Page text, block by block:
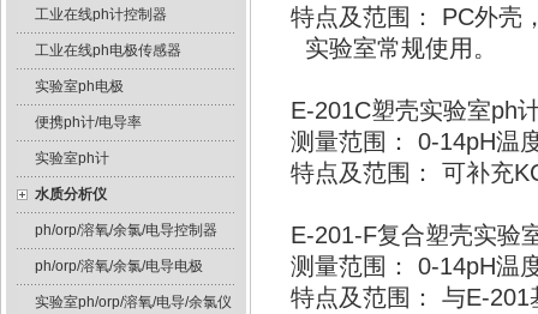
工业在线ph计控制器
工业在线ph电极传感器
实验室ph电极
便携ph计/电导率
实验室ph计
水质分析仪
ph/orp/溶氧/余氯/电导控制器
ph/orp/溶氧/余氯/电导电极
实验室ph/orp/溶氧/电导/余氯仪
特点及范围： PC外壳
实验室常规使用。
E-201C塑壳实验室ph
测量范围： 0-14pH温
特点及范围： 可补充
E-201-F复合塑壳实验
测量范围： 0-14pH温
特点及范围： 与E-